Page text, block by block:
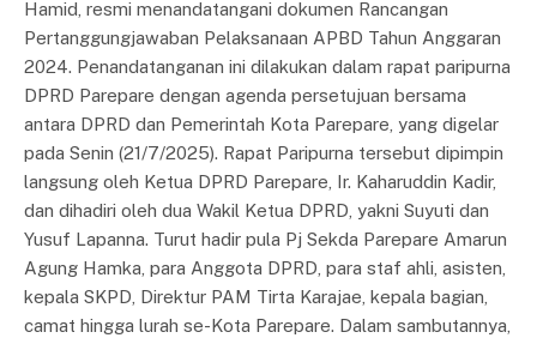
Hamid, resmi menandatangani dokumen Rancangan
Pertanggungjawaban Pelaksanaan APBD Tahun Anggaran
2024. Penandatanganan ini dilakukan dalam rapat paripurna
DPRD Parepare dengan agenda persetujuan bersama
antara DPRD dan Pemerintah Kota Parepare, yang digelar
pada Senin (21/7/2025). Rapat Paripurna tersebut dipimpin
langsung oleh Ketua DPRD Parepare, Ir. Kaharuddin Kadir,
dan dihadiri oleh dua Wakil Ketua DPRD, yakni Suyuti dan
Yusuf Lapanna. Turut hadir pula Pj Sekda Parepare Amarun
Agung Hamka, para Anggota DPRD, para staf ahli, asisten,
kepala SKPD, Direktur PAM Tirta Karajae, kepala bagian,
camat hingga lurah se-Kota Parepare. Dalam sambutannya,